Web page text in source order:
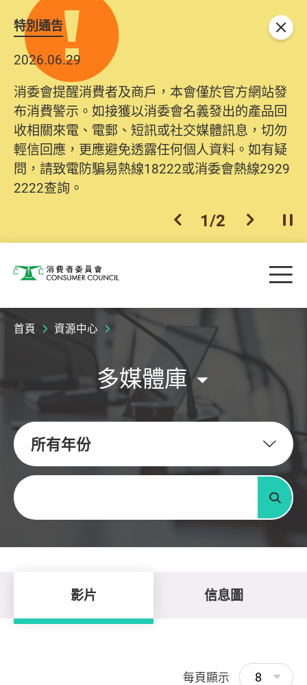
特別通告
2026.06.29
消委會提醒消費者及商戶，本會僅於官方網站發
布消費警示。如接獲以消委會名義發出的產品回
收相關來電、電郵、短訊或社交媒體訊息，切勿
輕信回應，更應避免透露任何個人資料。如有疑
問，請致電防騙易熱線18222或消委會熱線2929
2222查詢。
上一個
1/2 下一個開
關閉
消費者委員會 目
首頁 資源中心
多媒體庫
所有年份
關鍵字
搜尋
影片 信息圖
每頁顯示 8